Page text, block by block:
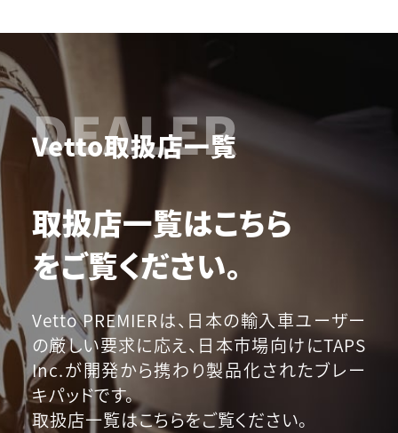
DEALER
Vetto取扱店一覧
取扱店一覧はこちら
をご覧ください。
Vetto PREMIERは、日本の輸入車ユーザー
の厳しい要求に応え、日本市場向けにTAPS
Inc.が開発から携わり製品化されたブレー
キパッドです。
取扱店一覧はこちらをご覧ください。